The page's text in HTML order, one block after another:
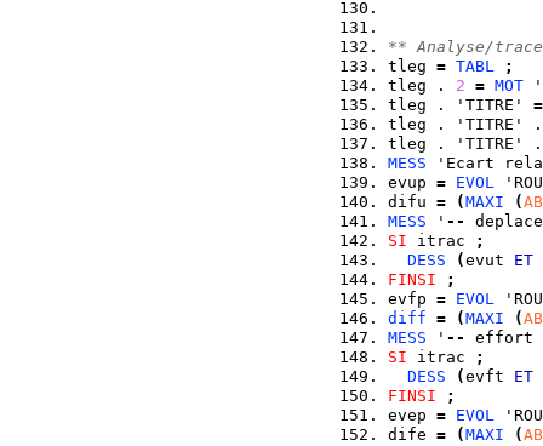
** Analyse/
tleg = TABL
;
tleg . 2 = MOT
tleg . 'TITRE' =
tleg . 'TITRE'
tleg . 'TITRE'
MESS 'Ecart
evup = EVOL
difu = (MAXI (
MESS ' --
SI itrac
;
DESS
(evut ET
FINSI
;
evfp = EVOL
diff = (MAXI (
MESS ' --
SI itrac
;
DESS
(evft ET
FINSI
;
evep = EVOL
dife = (MAXI (